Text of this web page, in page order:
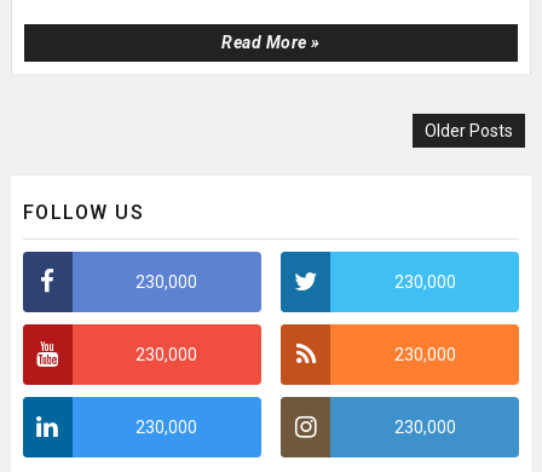
Read More »
Older Posts
FOLLOW US
230,000 230,000
230,000 230,000
230,000 230,000